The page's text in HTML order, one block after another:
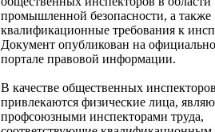
промышленной безопасности, а также
квалификационные требования к
Документ опубликован на
портале правовой информации.
В качестве общественных
привлекаются физические лица,
профсоюзными инспекторами труда,